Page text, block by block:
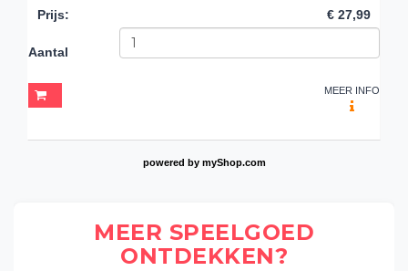
Prijs: € 27,99
Aantal
MEER INFO
powered by myShop.com
MEER SPEELGOED
ONTDEKKEN?